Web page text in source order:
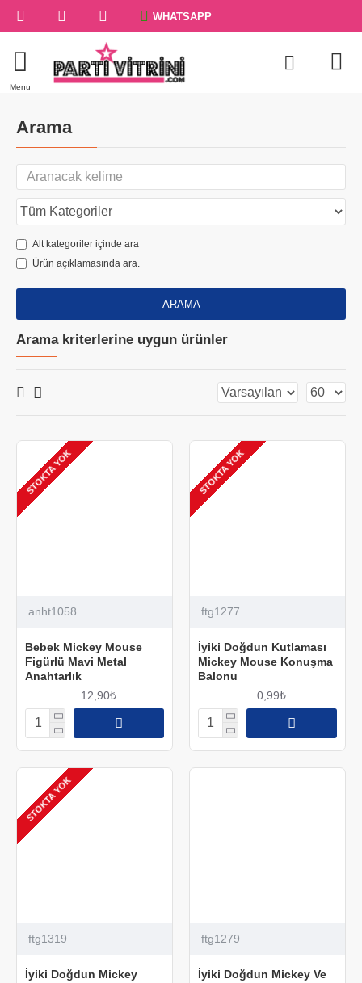
WHATSAPP
Arama
Alt kategoriler içinde ara
Ürün açıklamasında ara.
ARAMA
Arama kriterlerine uygun ürünler
STOKTA YOK
anht1058
Bebek Mickey Mouse
Figürlü Mavi Metal
Anahtarlık
12,90₺
STOKTA YOK
ftg1277
İyiki Doğdun Kutlaması
Mickey Mouse Konuşma
Balonu
0,99₺
STOKTA YOK
ftg1319
İyiki Doğdun Mickey
ftg1279
İyiki Doğdun Mickey Ve